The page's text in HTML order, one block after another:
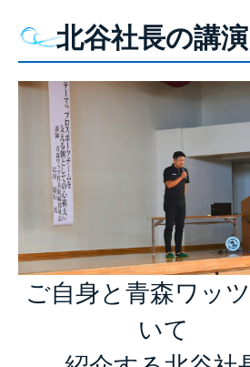
北谷社長の講演
ご自身と青森ワッ
いて